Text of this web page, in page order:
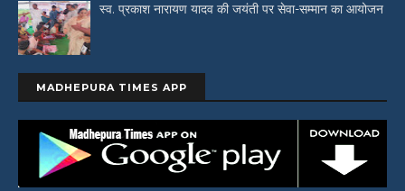
स्व. प्रकाश नारायण यादव की जयंती पर सेवा-सम्मान का आयोजन
MADHEPURA TIMES APP